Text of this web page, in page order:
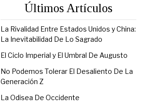
Últimos Artículos
La Rivalidad Entre Estados Unidos y China:
La Inevitabilidad De Lo Sagrado
El Ciclo Imperial y El Umbral De Augusto
No Podemos Tolerar El Desaliento De La
Generación Z
La Odisea De Occidente